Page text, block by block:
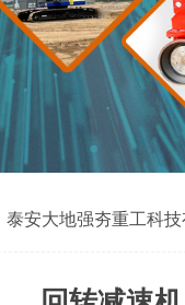
泰安大地强夯重工科技